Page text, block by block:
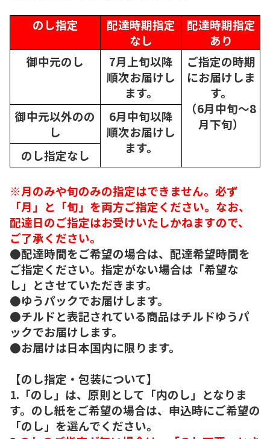
のし指定
配達時期指定
なし
配達時期指定
あり
御中元のし
7月上旬以降
順次お届けし
ます。
ご指定の時期
にお届けしま
す。
（6月中旬～8
月下旬）
御中元以外のの
し
6月中旬以降
順次お届けし
ます。
のし指定なし
※月のみや旬のみの指定はできません。必ず
「月」と「旬」を両方ご指定ください。なお、
配達日のご指定はお受けいたしかねますので、
ご了承ください。
●配達時間をご希望の場合は、配達希望時間を
ご指定ください。指定がない場合は「希望な
し」とさせていただきます。
●ゆうパックでお届けします。
●チルドと表記されている商品はチルドゆうパ
ックでお届けします。
●お届けは日本国内に限ります。
【のし指定・包装について】
1.「のし」は、原則として「内のし」となりま
す。のし紙をご希望の場合は、申込時にご希望の
「のし」を選んでください。